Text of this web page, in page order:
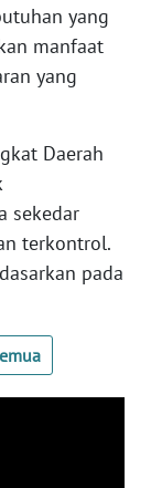
yang
manfaat
yang
Daerah
sekedar
terkontrol.
pada